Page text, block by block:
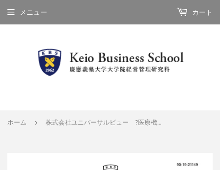
メニュー カート
ホーム › 株式会社ユニバーサルビュー ?医療機器開発ベンチャーの挑戦（B）